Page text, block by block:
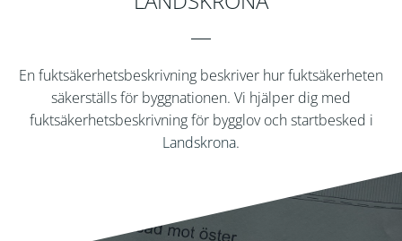
En fuktsäkerhetsbeskrivning beskriver hur fuktsäkerheten
säkerställs för byggnationen. Vi hjälper dig med
fuktsäkerhetsbeskrivning för bygglov och startbesked i
Landskrona.